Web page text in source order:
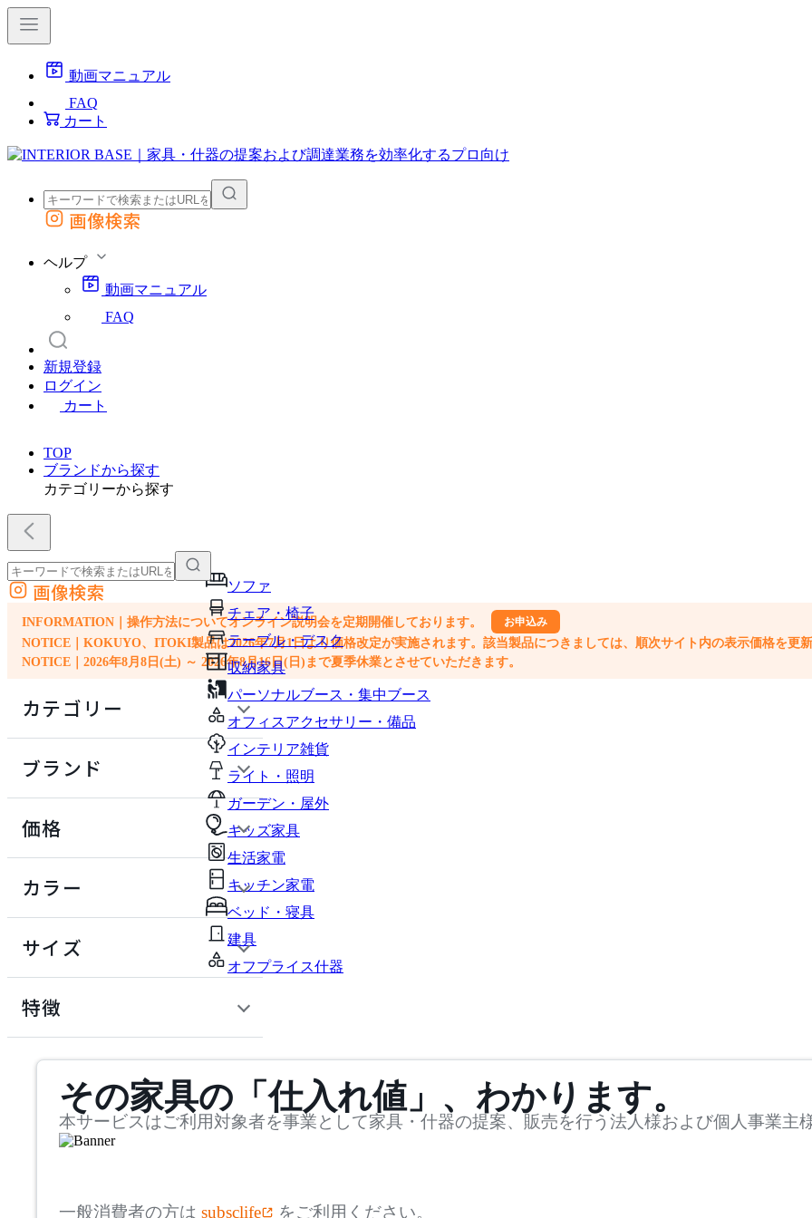
動画マニュアル
FAQ
カート
外部サイトの商品をカートに追加
画像検索
ヘルプ
動画マニュアル
FAQ
新規登録
ログイン
カート
TOP
ブランドから探す
カテゴリーから探す
ソファ
チェア・椅子
テーブル・デスク
収納家具
パーソナルブース・集中ブース
オフィスアクセサリー・備品
インテリア雑貨
ライト・照明
ガーデン・屋外
キッズ家具
生活家電
キッチン家電
ベッド・寝具
建具
オフプライス什器
外部サイトの商品をカートに追加
他のサイトで見つけた商品ページのURLを貼り付けて、カートに追加できます
画像検索
INFORMATION｜操作方法についてオンライン説明会を定期開催しております。 お申込み
NOTICE｜KOKUYO、ITOKI製品は2026年7月1日より価格改定が実施されます。該当製品につきましては、順次サイト内の表示価格を更新
NOTICE｜2026年8月8日(土) ～ 2026年8月16日(日)まで夏季休業とさせていただきます。
カテゴリー
テーブル・デスク
オフィスアクセサリー・備品
ライト・照明
キッズ家具
生活家電
ブランド
101 COPENHAGEN
ワンオーワンコペンハー
ニヒャクイチド
アボール
アクメファニチャー
取扱いブランド一覧
価格
~
円
カラー
サイズ
mm
検索
~
特徴
その家具の「仕入れ値」、わかります。
本サービスはご利用対象者を事業として家具・什器の提案、販売を行う法人様および個人事業主
一般消費者の方は subsclife をご利用ください。